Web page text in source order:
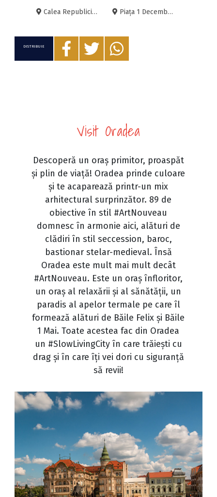
DISTRIBUIE
Calea Republicii, 3-5, Oradea Piaţa 1 Decembrie 35, Oradea
Visit Oradea
Descoperă un oraș primitor, proaspăt
și plin de viață! Oradea prinde culoare
și te acaparează printr-un mix
arhitectural surprinzător. 89 de
obiective în stil #ArtNouveau
domnesc în armonie aici, alături de
clădiri în stil seccession, baroc,
bastionar stelar-medieval. Însă
Oradea este mult mai mult decât
#ArtNouveau. Este un oraș înfloritor,
un oraș al relaxării și al sănătății, un
paradis al apelor termale pe care îl
formează alături de Băile Felix și Băile
1 Mai. Toate acestea fac din Oradea
un #SlowLivingCity în care trăiești cu
drag și în care îți vei dori cu siguranță
să revii!